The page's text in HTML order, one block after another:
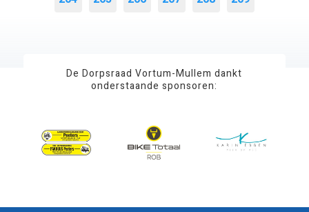
De Dorpsraad Vortum-Mullem dankt
onderstaande sponsoren: